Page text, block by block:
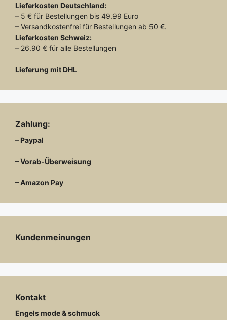
Lieferkosten Deutschland:
– 5 € für Bestellungen bis 49.99 Euro
– Versandkostenfrei für Bestellungen ab 50 €.
Lieferkosten Schweiz:
– 26.90 € für alle Bestellungen
Lieferung mit DHL
Zahlung:
– Paypal
– Vorab-Überweisung
– Amazon Pay
Kundenmeinungen
Kontakt
Engels mode & schmuck